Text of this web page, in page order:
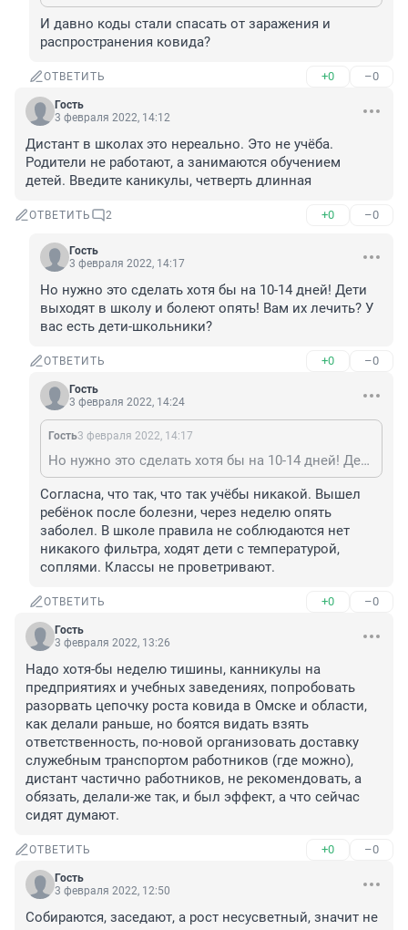
И давно коды стали спасать от заражения и
распространения ковида?
ОТВЕТИТЬ +0 –0
Гость
3 февраля 2022, 14:12
Дистант в школах это нереально. Это не учёба.
Родители не работают, а занимаются обучением
детей. Введите каникулы, четверть длинная
ОТВЕТИТЬ 2 +0 –0
Гость
3 февраля 2022, 14:17
Но нужно это сделать хотя бы на 10-14 дней! Дети
выходят в школу и болеют опять! Вам их лечить? У
вас есть дети-школьники?
ОТВЕТИТЬ +0 –0
Гость
3 февраля 2022, 14:24
Гость3 февраля 2022, 14:17
Но нужно это сделать хотя бы на 10-14 дней! Дети выходят в школу и болеют опять! Вам их лечить? У вас есть дети-школьники?
Согласна, что так, что так учёбы никакой. Вышел
ребёнок после болезни, через неделю опять
заболел. В школе правила не соблюдаются нет
никакого фильтра, ходят дети с температурой,
соплями. Классы не проветривают.
ОТВЕТИТЬ +0 –0
Гость
3 февраля 2022, 13:26
Надо хотя-бы неделю тишины, канникулы на
предприятиях и учебных заведениях, попробовать
разорвать цепочку роста ковида в Омске и области,
как делали раньше, но боятся видать взять
ответственность, по-новой организовать доставку
служебным транспортом работников (где можно),
дистант частично работников, не рекомендовать, а
обязать, делали-же так, и был эффект, а что сейчас
сидят думают.
ОТВЕТИТЬ +0 –0
Гость
3 февраля 2022, 12:50
Собираются, заседают, а рост несусветный, значит не